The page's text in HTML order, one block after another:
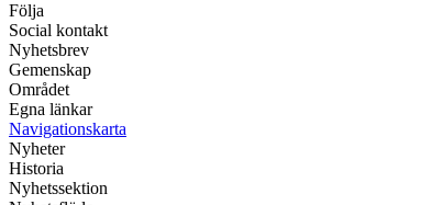
Följa
Social kontakt
Nyhetsbrev
Gemenskap
Området
Egna länkar
Navigationskarta
Nyheter
Historia
Nyhetssektion